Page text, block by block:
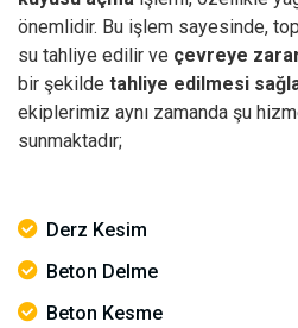
önemlidir. Bu işlem sayesinde,
su tahliye edilir ve çevreye
bir şekilde tahliye edilmesi
ekiplerimiz aynı zamanda şu
sunmaktadır;
Derz Kesim
Beton Delme
Beton Kesme